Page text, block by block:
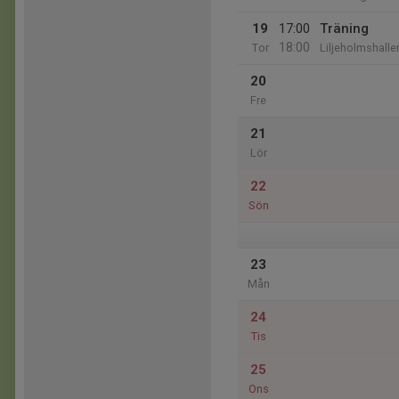
19
Tor
17:00
18:00
Träning
20
Fre
21
Lör
22
Sön
23
Mån
24
Tis
25
Ons